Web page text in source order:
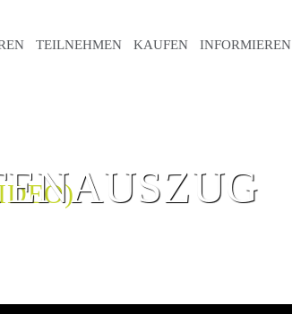
TEILNEHMEN KAUFEN INFORMIEREN